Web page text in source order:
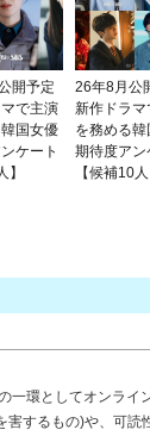
開予定
で主演
国女優
ケート
】
26年8月公
新作ドラマ
を務める
期待度アン
【候補10人
一環としてオンライ
害するもの)や、可読